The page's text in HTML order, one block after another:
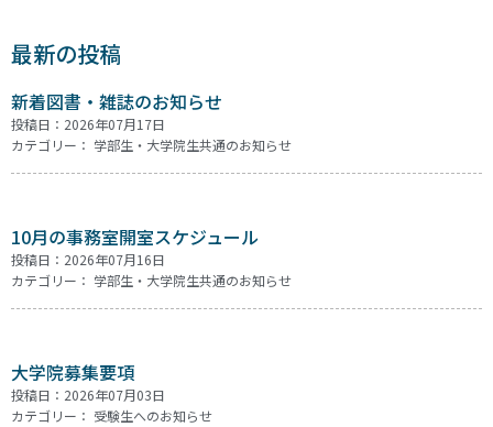
最新の投稿
新着図書・雑誌のお知らせ
投稿日：2026年07月17日
カテゴリー： 学部生・大学院生共通のお知らせ
10月の事務室開室スケジュール
投稿日：2026年07月16日
カテゴリー： 学部生・大学院生共通のお知らせ
大学院募集要項
投稿日：2026年07月03日
カテゴリー： 受験生へのお知らせ